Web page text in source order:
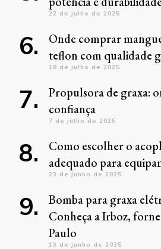
22 de julho de 2025
Onde comprar
teflon com qualidade
18 de julho de 2025
Propulsora de graxa:
confiança
7 de julho de 2025
Como escolher o
adequado para
23 de junho de 2025
Bomba para graxa
Conheça a Irboz,
Paulo
13 de junho de 2025